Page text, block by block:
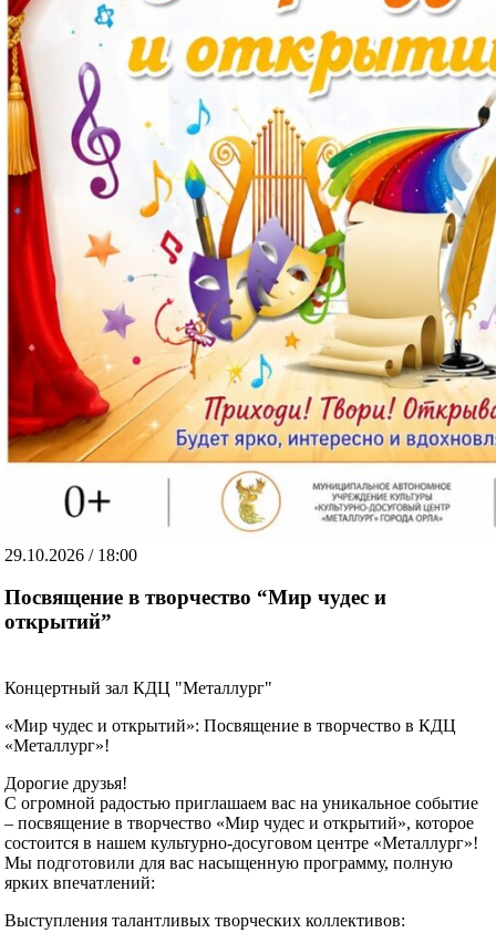
29.10.2026 / 18:00
Посвящение в творчество “Мир чудес и
открытий”
Концертный зал КДЦ "Металлург"
«Мир чудес и открытий»: Посвящение в творчество в КДЦ
«Металлург»!
Дорогие друзья!
С огромной радостью приглашаем вас на уникальное событие
– посвящение в творчество «Мир чудес и открытий», которое
состоится в нашем культурно-досуговом центре «Металлург»!
Мы подготовили для вас насыщенную программу, полную
ярких впечатлений:
Выступления талантливых творческих коллективов: